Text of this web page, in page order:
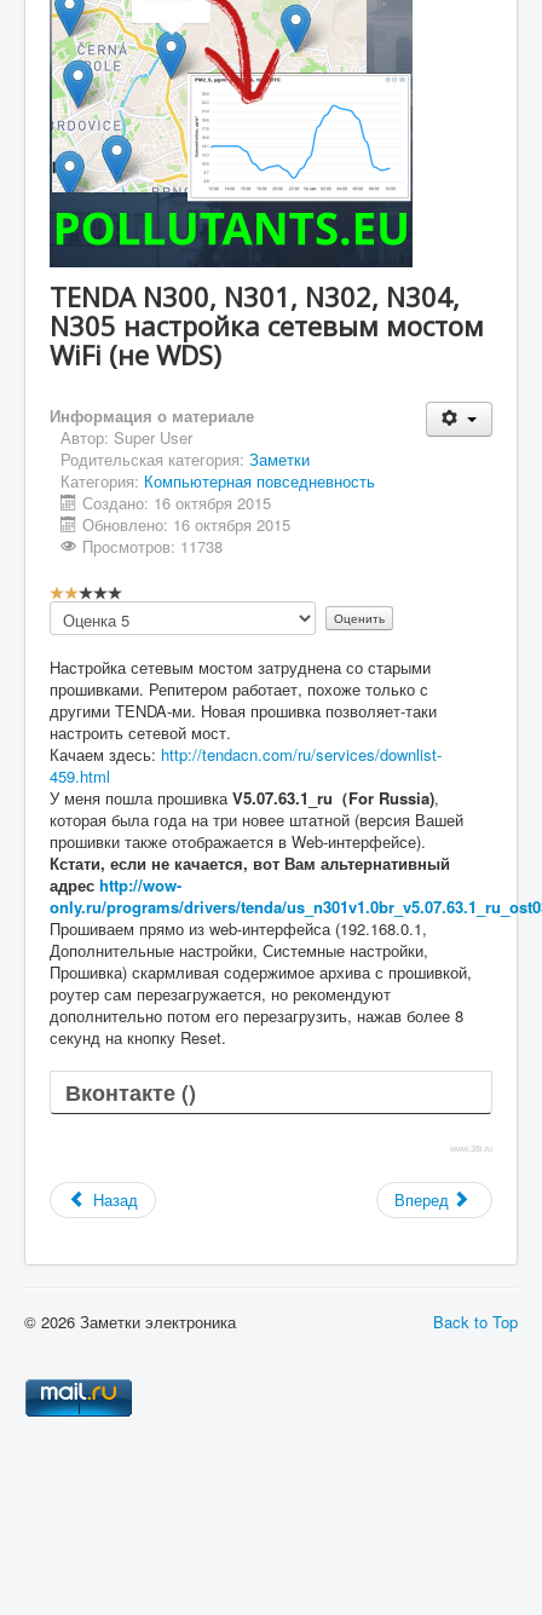
TENDA N300, N301, N302, N304,
N305 настройка сетевым мостом
WiFi (не WDS)
Информация о материале
Автор: Super User
Родительская категория: Заметки
Категория: Компьютерная повседневность
Создано: 16 октября 2015
Обновлено: 16 октября 2015
Просмотров: 11738
Рейтинг:2
Пожалуйста,
оцените
Настройка сетевым мостом затруднена со старыми
прошивками. Репитером работает, похоже только с
другими TENDA-ми. Новая прошивка позволяет-таки
настроить сетевой мост.
Качаем здесь: http://tendacn.com/ru/services/downlist-
459.html
У меня пошла прошивкаV5.07.63.1_ru（For Russia),
которая была года на три новее штатной (версия Вашей
прошивки также отображается в Web-интерфейсе).
Кстати, если не качается, вот Вам альтернативный
адрес http://wow-
only.ru/programs/drivers/tenda/
Прошиваем прямо из web-интерфейса (192.168.0.1,
Дополнительные настройки, Системные настройки,
Прошивка) скармливая содержимое архива с прошивкой,
роутер сам перезагружается, но рекомендуют
дополнительно потом его перезагрузить, нажав более 8
секунд на кнопку Reset.
Вконтакте ()
www.38i.ru
Назад Вперед
Back to Top
© 2026 Заметки электроника